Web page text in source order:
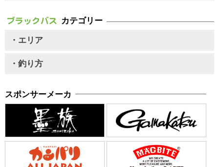
カテゴリー
・エリア
・釣り方
スポンサーメーカ